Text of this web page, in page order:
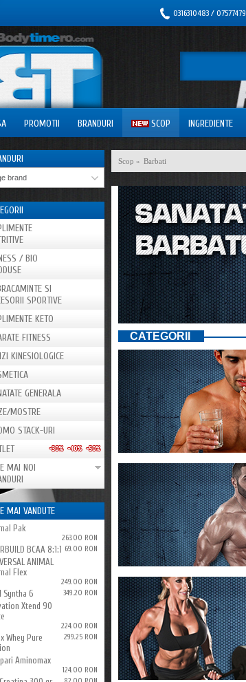
0316310483 /
PROMOTII BRANDURI SCOP INGREDIENTE
brand
/ BIO
SI
SPORTIVE
KETO
FITNESS
KINESIOLOGICE
GENERALA
MOSTRE
STACK-URI
MAI NOI
MAI VANDUTE
Pak
263.00 RON
BCAA 8:1:1 69.00 RON
ANIMAL
Flex
249.00 RON
Syntha 6 349.20 RON
Xtend 90
224.00 RON
Whey Pure
299.25 RON
Aminomax
124.00 RON
Scop » Barbati
CATEGORII